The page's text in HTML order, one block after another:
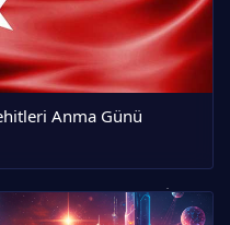
Anma Günü